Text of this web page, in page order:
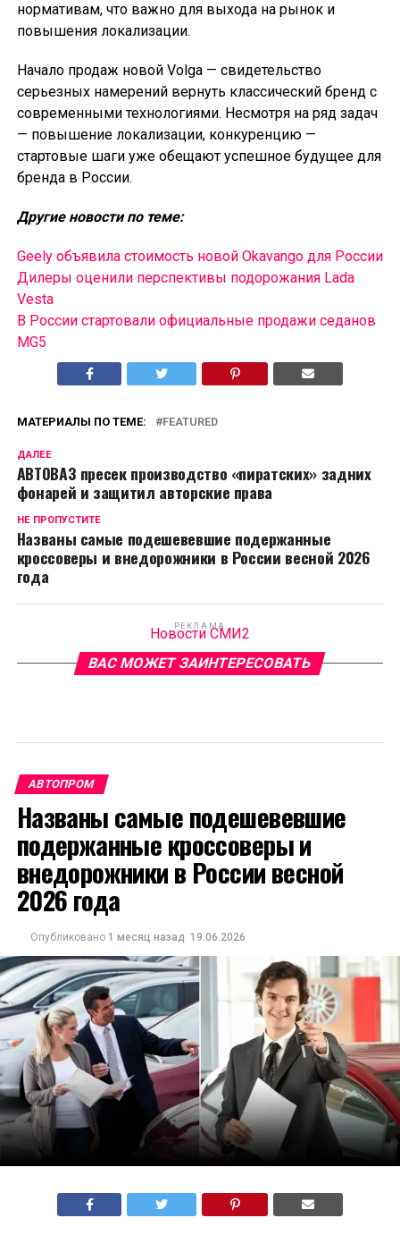
нормативам, что важно для выхода на рынок и
повышения локализации.
Начало продаж новой Volga — свидетельство
серьезных намерений вернуть классический бренд с
современными технологиями. Несмотря на ряд задач
— повышение локализации, конкуренцию —
стартовые шаги уже обещают успешное будущее для
бренда в России.
Другие новости по теме:
Geely объявила стоимость новой Okavango для России
Дилеры оценили перспективы подорожания Lada
Vesta
В России cтартовали официальные продажи седанов
MG5
МАТЕРИАЛЫ ПО ТЕМЕ: FEATURED
ДАЛЕЕ
АВТОВАЗ пресек производство «пиратских» задних
фонарей и защитил авторские права
НЕ ПРОПУСТИТЕ
Названы самые подешевевшие подержанные
кроссоверы и внедорожники в России весной 2026
года
РЕКЛАМА
Новости СМИ2
ВАС МОЖЕТ ЗАИНТЕРЕСОВАТЬ
АВТОПРОМ
Названы самые подешевевшие
подержанные кроссоверы и
внедорожники в России весной
2026 года
Опубликовано 1 месяц назад 19.06.2026